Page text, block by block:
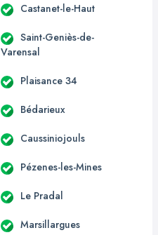
Castanet-le-Haut
Saint-Geniès-de-
Varensal
Plaisance 34
Bédarieux
Caussiniojouls
Pézenes-les-Mines
Le Pradal
Marsillargues